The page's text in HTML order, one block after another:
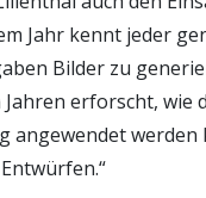
Jahr kennt jeder
Bilder zu
erforscht, wie
angewendet